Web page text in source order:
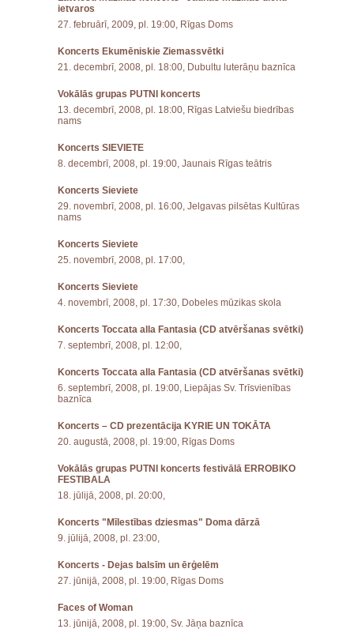
ietvaros
27. februārī, 2009, pl. 19:00, Rīgas Doms
Koncerts Ekumēniskie Ziemassvētki
21. decembrī, 2008, pl. 18:00, Dubultu luterāņu baznīca
Vokālās grupas PUTNI koncerts
13. decembrī, 2008, pl. 18:00, Rīgas Latviešu biedrības
nams
Koncerts SIEVIETE
8. decembrī, 2008, pl. 19:00, Jaunais Rīgas teātris
Koncerts Sieviete
29. novembrī, 2008, pl. 16:00, Jelgavas pilsētas Kultūras
nams
Koncerts Sieviete
25. novembrī, 2008, pl. 17:00,
Koncerts Sieviete
4. novembrī, 2008, pl. 17:30, Dobeles mūzikas skola
Koncerts Toccata alla Fantasia (CD atvēršanas svētki)
7. septembrī, 2008, pl. 12:00,
Koncerts Toccata alla Fantasia (CD atvēršanas svētki)
6. septembrī, 2008, pl. 19:00, Liepājas Sv. Trīsvienības
baznīca
Koncerts – CD prezentācija KYRIE UN TOKĀTA
20. augustā, 2008, pl. 19:00, Rīgas Doms
Vokālās grupas PUTNI koncerts festivālā ERROBIKO
FESTIBALA
18. jūlijā, 2008, pl. 20:00,
Koncerts "Mīlestības dziesmas" Doma dārzā
9. jūlijā, 2008, pl. 23:00,
Koncerts - Dejas balsīm un ērģelēm
27. jūnijā, 2008, pl. 19:00, Rīgas Doms
Faces of Woman
13. jūnijā, 2008, pl. 19:00, Sv. Jāņa baznīca